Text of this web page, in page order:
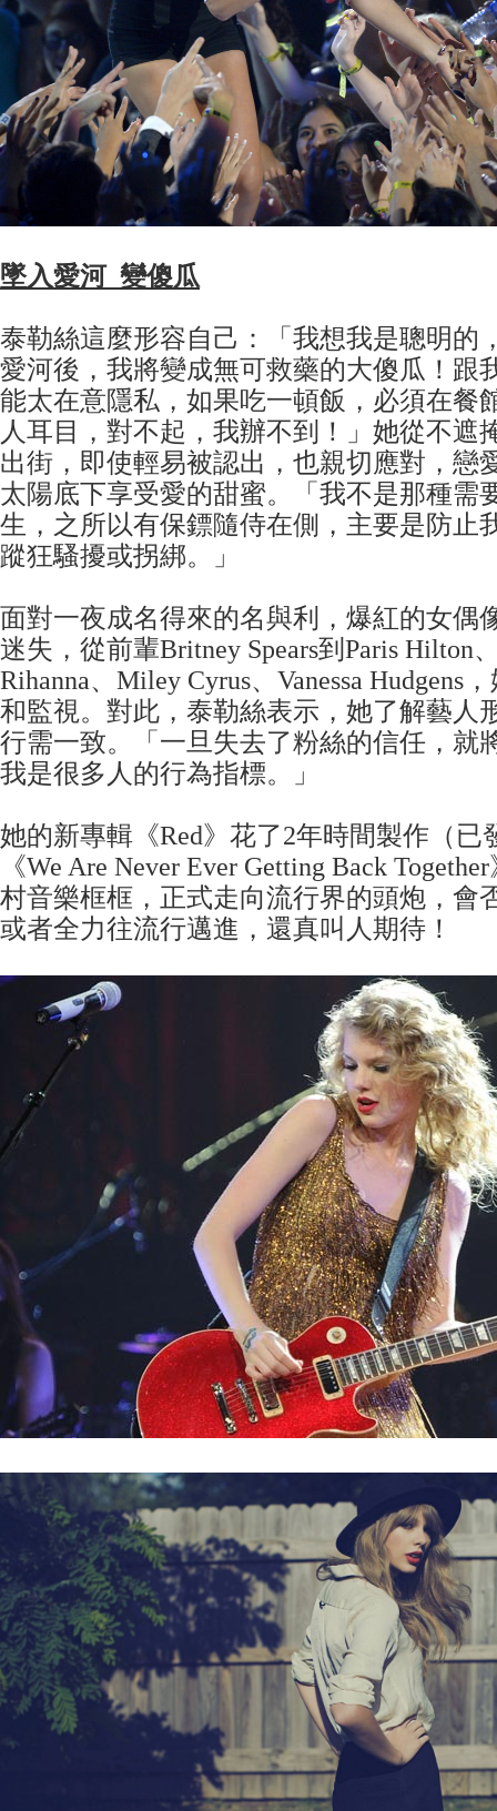
墜入愛河 變傻瓜
泰勒絲這麼形容自己：「我想我是聰明的
愛河後，我將變成無可救藥的大傻瓜！跟
能太在意隱私，如果吃一頓飯，必須在餐
人耳目，對不起，我辦不到！」她從不遮
出街，即使輕易被認出，也親切應對，戀
太陽底下享受愛的甜蜜。「我不是那種需
生，之所以有保鏢隨侍在側，主要是防止
蹤狂騷擾或拐綁。」
面對一夜成名得來的名與利，爆紅的女偶
迷失，從前輩Britney Spears到Paris Hilton
Rihanna、Miley Cyrus、Vanessa Hudgens
和監視。對此，泰勒絲表示，她了解藝人
行需一致。「一旦失去了粉絲的信任，就
我是很多人的行為指標。」
她的新專輯《Red》花了2年時間製作（已
《We Are Never Ever Getting Back
村音樂框框，正式走向流行界的頭炮，會
或者全力往流行邁進，還真叫人期待！